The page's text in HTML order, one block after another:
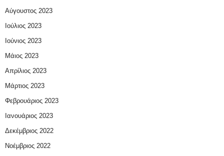
Αύγουστος 2023
Ιούλιος 2023
Ιούνιος 2023
Μάιος 2023
Απρίλιος 2023
Μάρτιος 2023
Φεβρουάριος 2023
Ιανουάριος 2023
Δεκέμβριος 2022
Νοέμβριος 2022